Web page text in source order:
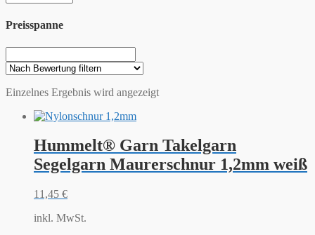
Preisspanne
Einzelnes Ergebnis wird angezeigt
Hummelt® Garn Takelgarn
Segelgarn Maurerschnur 1,2mm weiß
11,45 €
inkl. MwSt.